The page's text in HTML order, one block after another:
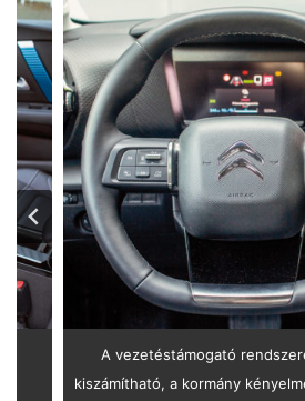
A vezetéstámogató
kiszámítható, a kormány